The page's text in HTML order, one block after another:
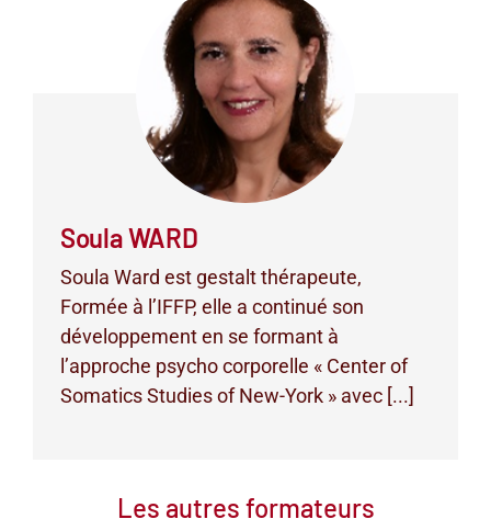
Soula WARD
Soula Ward est gestalt thérapeute,
Formée à l’IFFP, elle a continué son
développement en se formant à
l’approche psycho corporelle « Center of
Somatics Studies of New-York » avec [...]
Les autres formateurs